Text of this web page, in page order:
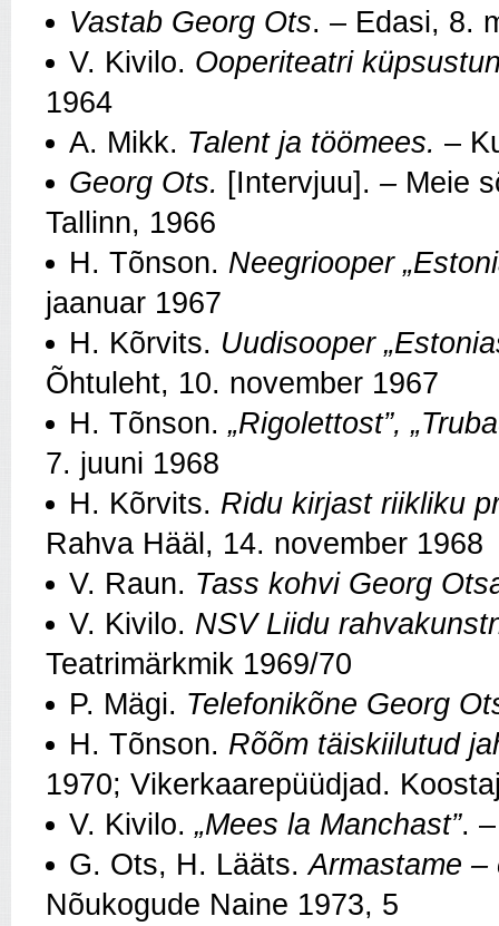
Vastab Georg Ots. – Edasi, 8.
V. Kivilo. Ooperiteatri
1964
A. Mikk. Talent ja töömees. –
Georg Ots. [Intervjuu]. – Meie
Tallinn, 1966
H. Tõnson. Neegriooper
jaanuar 1967
H. Kõrvits. Uudisooper
Õhtuleht, 10. november 1967
H. Tõnson. „Rigolettost”,
7. juuni 1968
H. Kõrvits. Ridu kirjast riikliku
Rahva Hääl, 14. november 1968
V. Raun. Tass kohvi Georg
V. Kivilo. NSV Liidu
Teatrimärkmik 1969/70
P. Mägi. Telefonikõne Georg
H. Tõnson. Rõõm täiskiilutud
1970; Vikerkaarepüüdjad.
V. Kivilo. „Mees la Manchast”.
G. Ots, H. Lääts.Armastame –
Nõukogude Naine 1973, 5